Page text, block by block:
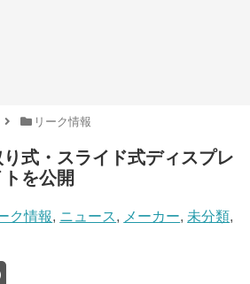
リーク情報
式・スライド式ディスプレ
を公開
ク情報, ニュース, メーカー, 未分類,